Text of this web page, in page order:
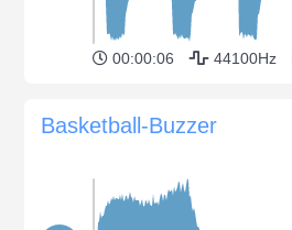
00:00:06 44100Hz
Basketball-Buzzer